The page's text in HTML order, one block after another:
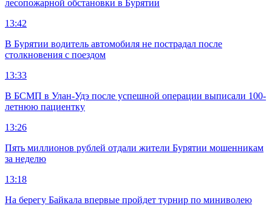
лесопожарной обстановки в Бурятии
13:42
В Бурятии водитель автомобиля не пострадал после
столкновения с поездом
13:33
В БСМП в Улан-Удэ после успешной операции выписали 100-
летнюю пациентку
13:26
Пять миллионов рублей отдали жители Бурятии мошенникам
за неделю
13:18
На берегу Байкала впервые пройдет турнир по миниволею